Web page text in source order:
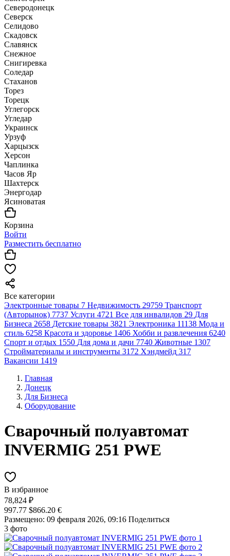
Северодонецк
Северск
Селидово
Скадовск
Славянск
Снежное
Снигиревка
Соледар
Стаханов
Торез
Торецк
Углегорск
Угледар
Украинск
Урзуф
Харцызск
Херсон
Чаплинка
Часов Яр
Шахтерск
Энергодар
Ясиноватая
Корзина
Войти
Разместить бесплатно
Все категории
Электронные товары 7 Недвижимость 29759 Транспорт
(Авторынок) 7737 Услуги 4721 Все для инвалидов 29 Для
Бизнеса 2658 Детские товары 3821 Электроника 11138 Мода и
стиль 6258 Красота и здоровье 1406 Хобби и развлечения 6240
Спорт и отдых 1550 Для дома и дачи 7740 Животные 1307
Стройматериалы и инструменты 3172 Хэндмейд 317
Вакансии 1419
Главная
Донецк
Для Бизнеса
Оборудование
Сварочный полуавтомат
INVERMIG 251 PWE
В избранное
78,824 ₽
997.77 $866.20 €
Размещено: 09 февраля 2026, 09:16 Поделиться
3 фото